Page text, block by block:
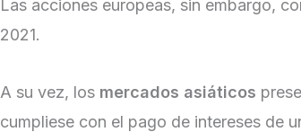
Las acciones europeas, sin embargo,
2021.
A su vez, los mercados asiáticos
cumpliese con el pago de intereses de